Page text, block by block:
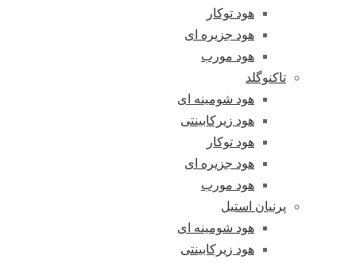
هود توکار
هود جزیره ای
هود مورب
تاکنوگلد
هود شومینه ای
هود زیرکابینتی
هود توکار
هود جزیره ای
هود مورب
پرنیان استیل
هود شومینه ای
هود زیرکابینتی